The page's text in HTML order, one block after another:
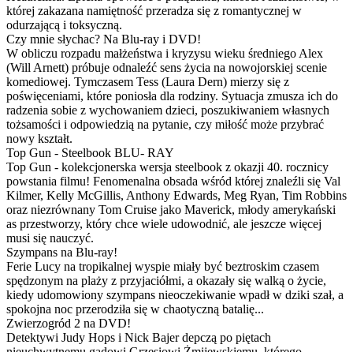
której zakazana namiętność przeradza się z romantycznej w
odurzającą i toksyczną.
Czy mnie słychac? Na Blu-ray i DVD!
W obliczu rozpadu małżeństwa i kryzysu wieku średniego Alex
(Will Arnett) próbuje odnaleźć sens życia na nowojorskiej scenie
komediowej. Tymczasem Tess (Laura Dern) mierzy się z
poświęceniami, które poniosła dla rodziny. Sytuacja zmusza ich do
radzenia sobie z wychowaniem dzieci, poszukiwaniem własnych
tożsamości i odpowiedzią na pytanie, czy miłość może przybrać
nowy kształt.
Top Gun - Steelbook BLU- RAY
Top Gun - kolekcjonerska wersja steelbook z okazji 40. rocznicy
powstania filmu! Fenomenalna obsada wśród której znaleźli się Val
Kilmer, Kelly McGillis, Anthony Edwards, Meg Ryan, Tim Robbins
oraz niezrównany Tom Cruise jako Maverick, młody amerykański
as przestworzy, który chce wiele udowodnić, ale jeszcze więcej
musi się nauczyć.
Szympans na Blu-ray!
Ferie Lucy na tropikalnej wyspie miały być beztroskim czasem
spędzonym na plaży z przyjaciółmi, a okazały się walką o życie,
kiedy udomowiony szympans nieoczekiwanie wpadł w dziki szał, a
spokojna noc przerodziła się w chaotyczną batalię...
Zwierzogród 2 na DVD!
Detektywi Judy Hops i Nick Bajer depczą po piętach